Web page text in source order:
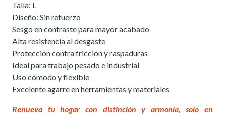
Talla: L
Diseño: Sin refuerzo
Sesgo en contraste para mayor acabado
Alta resistencia al desgaste
Protección contra fricción y raspaduras
Ideal para trabajo pesado e industrial
Uso cómodo y flexible
Excelente agarre en herramientas y materiales
Renueva tu hogar con distinción y armonía, solo en